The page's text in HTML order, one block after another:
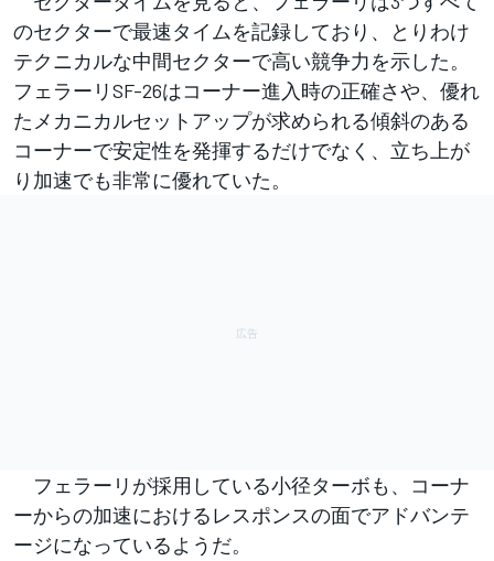
のセクターで最速タイムを記録しており、とりわけ
テクニカルな中間セクターで高い競争力を示した。
フェラーリSF-26はコーナー進入時の正確さや、優れ
たメカニカルセットアップが求められる傾斜のある
コーナーで安定性を発揮するだけでなく、立ち上が
り加速でも非常に優れていた。
フェラーリが採用している小径ターボも、コーナ
ーからの加速におけるレスポンスの面でアドバンテ
ージになっているようだ。